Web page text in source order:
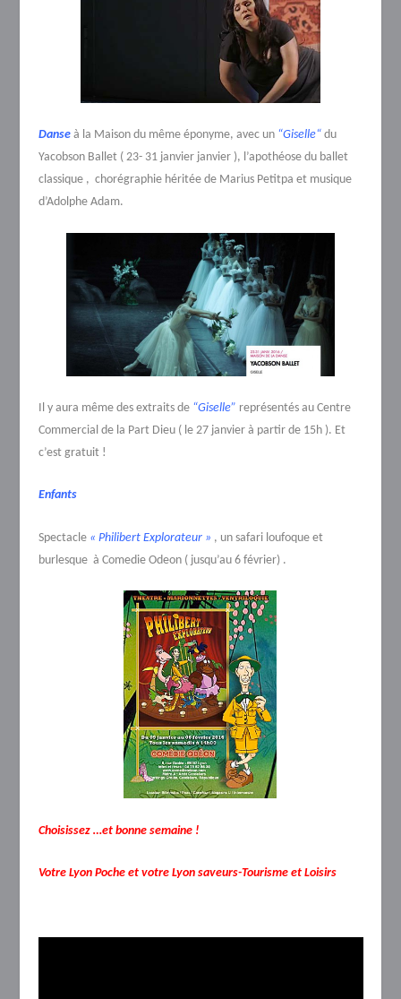
Danseà la Maison du même éponyme, avec un “Giselle“ du
Yacobson Ballet ( 23- 31 janvier janvier ), l’apothéose du ballet
classique , chorégraphie héritée de Marius Petitpa et musique
d’Adolphe Adam.
Il y aura même des extraits de “Giselle” représentés au Centre
Commercial de la Part Dieu ( le 27 janvier à partir de 15h ). Et
c’est gratuit !
Enfants
Spectacle « Philibert Explorateur » , un safari loufoque et
burlesque à Comedie Odeon ( jusqu’au 6 février) .
Choisissez …et bonne semaine !
Votre Lyon Poche et votre Lyon saveurs-Tourisme et Loisirs